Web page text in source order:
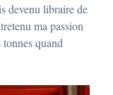
devenu libraire de
ma passion
tonnes quand